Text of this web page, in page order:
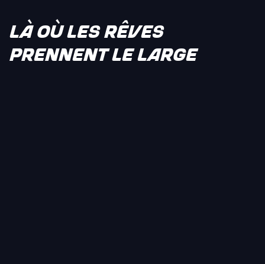
LÀ OÙ LES RÊVES
PRENNENT LE LARGE